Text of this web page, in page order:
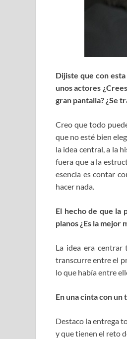
Dijiste que con
unos actores
gran pantalla? ¿Se
Creo que todo
que no esté bien
la idea central, a la
fuera que a la
esencia es contar
hacer nada.
El hecho de que la
planos ¿Es la
La idea era centrar
transcurre entre el
lo que había entre
En una cinta con
Destaco la entrega
y que tienen el reto